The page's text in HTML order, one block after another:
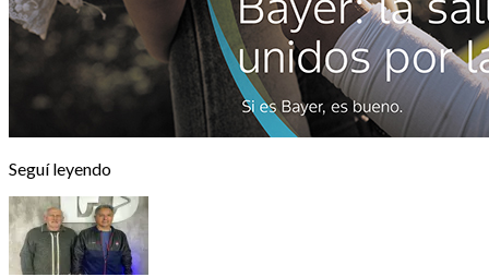
Seguí leyendo